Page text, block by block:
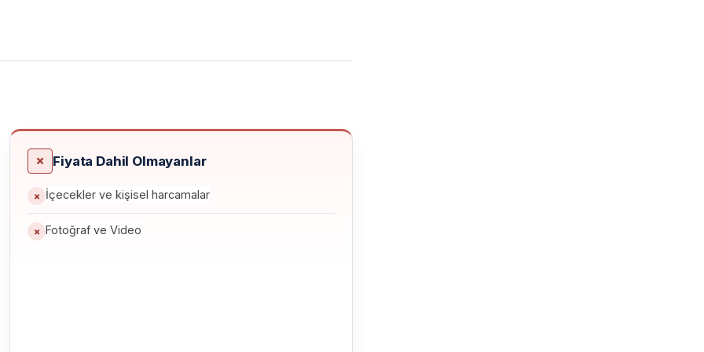
planlanmıştır.
Fiyata Dahil Olmayanlar
İçecekler ve kişisel harcamalar
Fotoğraf ve Video